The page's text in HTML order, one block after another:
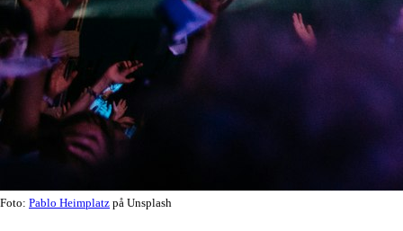
Foto: Pablo Heimplatz på Unsplash